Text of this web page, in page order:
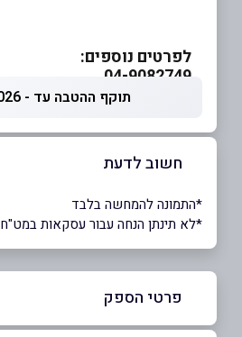
לפרטים נוספים:
תוקף ההטבה עד - 07.09.2026
חשוב לדעת
*התמונה להמחשה בלבד
*לא תינתן הנחה עבור עסקאות במט"ח
פרטי הספק